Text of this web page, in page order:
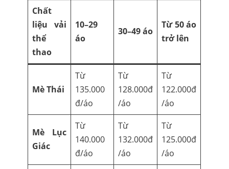
Chất
liệu vải
thể
thao
10–29
áo
30–49 áo
Từ 50 áo
trở lên
Mè Thái
Từ
135.000
đ/áo
Từ
128.000đ
/áo
Từ
122.000đ
/áo
Mè Lục
Giác
Từ
140.000
đ/áo
Từ
132.000đ
/áo
Từ
125.000đ
/áo